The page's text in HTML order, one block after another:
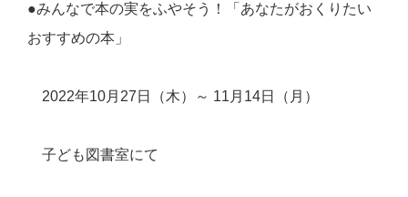
●みんなで本の実をふやそう！「あなたがおくりたい
おすすめの本」
2022年10月 27 日（木）～ 11 月 14日（月）
子ども図書室にて